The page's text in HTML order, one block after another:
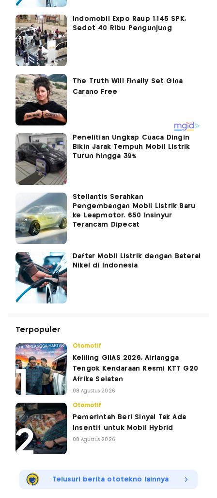
Indomobil Expo Raup 1.145 SPK,
Sedot 40 Ribu Pengunjung
Penelitian Ungkap Cuaca Dingin
Bikin Jarak Tempuh Mobil Listrik
Turun hingga 39%
Stellantis Serahkan
Pengembangan Mobil Listrik Baru
ke Leapmotor, 650 Insinyur
Terancam Dipecat
Daftar Mobil Listrik dengan Baterai
Nikel di Indonesia
Terpopuler
Otomotif
Keliling GIIAS 2026, Airlangga
Tengok Kendaraan Resmi KTT G20
Afrika Selatan
08 Agustus 2026
Otomotif
Pemerintah Beri Sinyal Tak Ada
Insentif untuk Mobil Hybrid
08 Agustus 2026
Telusuri berita ototekno lainnya